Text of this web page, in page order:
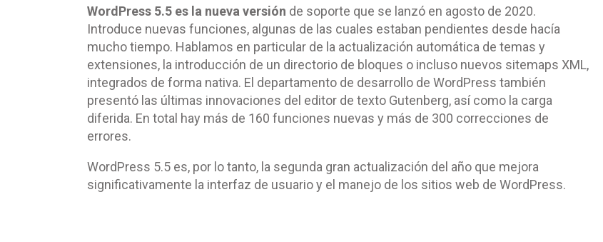
WordPress 5.5 es la nueva versión de soporte que se lanzó en agosto de 2020.
Introduce nuevas funciones, algunas de las cuales estaban pendientes desde hacía
mucho tiempo. Hablamos en particular de la actualización automática de temas y
extensiones, la introducción de un directorio de bloques o incluso nuevos sitemaps XML,
integrados de forma nativa. El departamento de desarrollo de WordPress también
presentó las últimas innovaciones del editor de texto Gutenberg, así como la carga
diferida. En total hay más de 160 funciones nuevas y más de 300 correcciones de
errores.
WordPress 5.5 es, por lo tanto, la segunda gran actualización del año que mejora
significativamente la interfaz de usuario y el manejo de los sitios web de WordPress.